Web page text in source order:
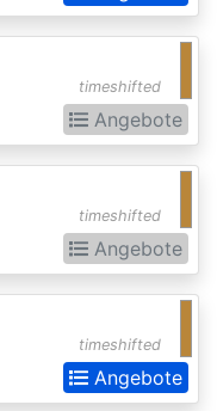
timeshifted
Angebote
timeshifted
Angebote
timeshifted
Angebote